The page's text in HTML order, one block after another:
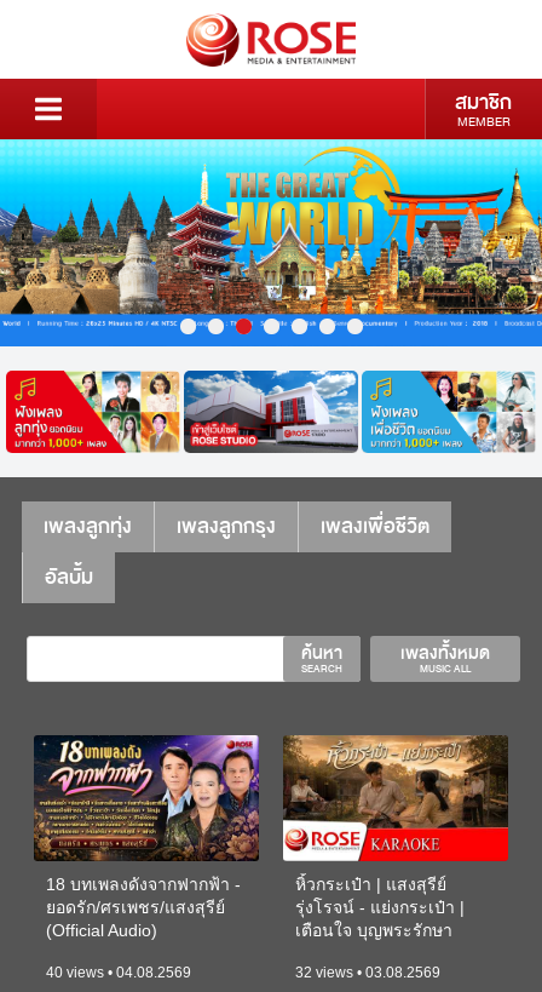
สมาชิก
MEMBER
เพลงลูกทุ่ง เพลงลูกกรุง
เพลงเพื่อชีวิต
อัลบั้ม
เพลงทั้งหมด
MUSIC ALL
ค้นหา
SEARCH
18 บทเพลงดังจากฟากฟ้า -
ยอดรัก/ศรเพชร/แสงสุรีย์
(Official Audio)
40 views • 04.08.2569
หิ้วกระเป๋า | แสงสุรีย์
รุ่งโรจน์ - แย่งกระเป๋า |
เตือนใจ บุญพระรักษา
32 views • 03.08.2569